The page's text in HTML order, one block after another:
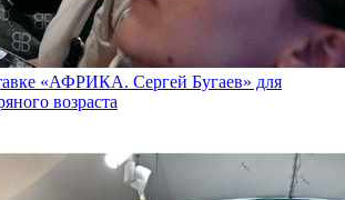
«АФРИКА. Сергей Бугаев» для
возраста